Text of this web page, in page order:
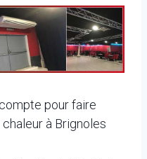
pour faire
chaleur à Brignoles